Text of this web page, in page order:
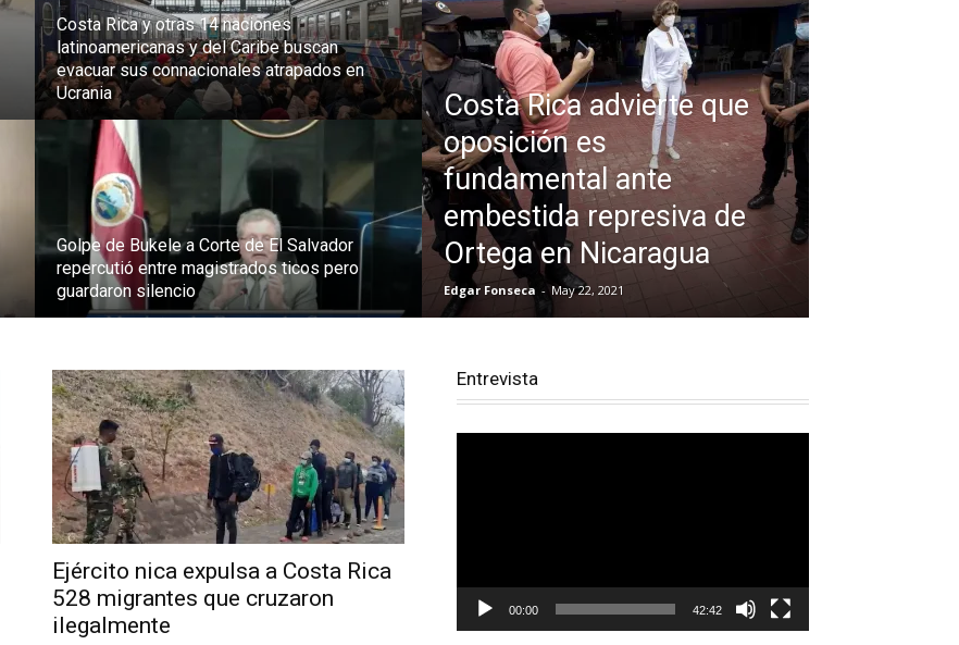
Costa Rica y otras 14 naciones
latinoamericanas y del Caribe buscan
evacuar sus connacionales atrapados en
Ucrania
Golpe de Bukele a Corte de El Salvador
repercutió entre magistrados ticos pero
guardaron silencio
Costa Rica advierte que
oposición es
fundamental ante
embestida represiva de
Ortega en Nicaragua
Edgar Fonseca - May 22, 2021
Ejército nica expulsa a Costa Rica
528 migrantes que cruzaron
ilegalmente
Entrevista
00:00 42:42